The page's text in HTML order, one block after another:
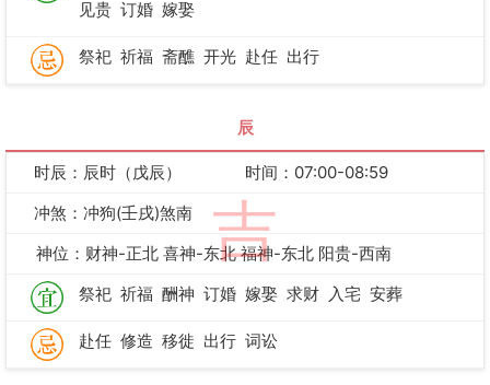
见贵 订婚 嫁娶
祭祀 祈福 斋醮 开光 赴任 出行
辰
吉
时辰：辰时（戊辰）
时间：07:00-08:59
冲煞：冲狗(壬戌)煞南
神位：财神-正北 喜神-东北 福神-东北 阳贵-西南
祭祀 祈福 酬神 订婚 嫁娶 求财 入宅 安葬
赴任 修造 移徙 出行 词讼